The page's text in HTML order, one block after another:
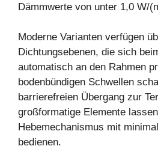
Dämmwerte von unter 1,0 W/
Moderne Varianten verfügen
Dichtungsebenen, die sich
automatisch an den Rahmen
bodenbündigen Schwellen
barrierefreien Übergang zur
großformatige Elemente
Hebemechanismus mit
bedienen.